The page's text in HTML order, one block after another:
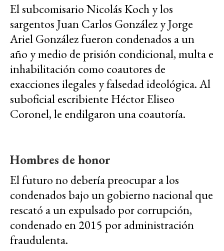
El subcomisario Nicolás Koch y los
sargentos Juan Carlos González y Jorge
Ariel González fueron condenados a un
año y medio de prisión condicional, multa e
inhabilitación como coautores de
exacciones ilegales y falsedad ideológica. Al
suboficial escribiente Héctor Eliseo
Coronel, le endilgaron una coautoría.
Hombres de honor
El futuro no debería preocupar a los
condenados bajo un gobierno nacional que
rescató a un expulsado por corrupción,
condenado en 2015 por administración
fraudulenta.